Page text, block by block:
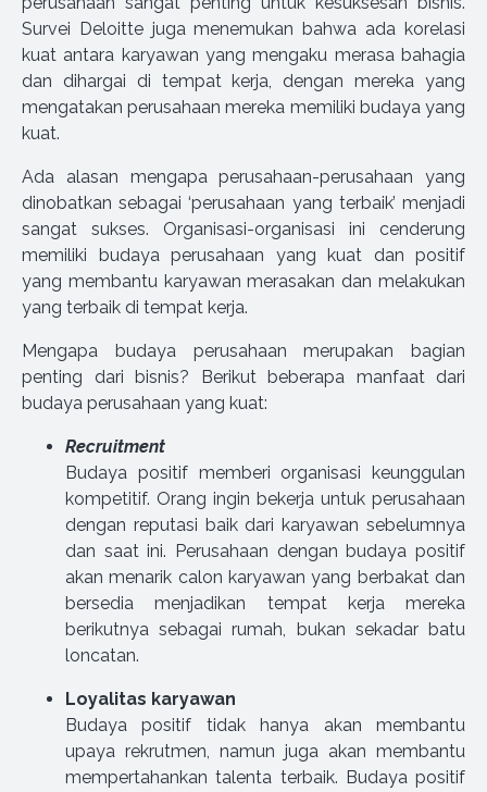
Survei Deloitte juga menemukan bahwa ada korelasi
kuat antara karyawan yang mengaku merasa bahagia
dan dihargai di tempat kerja, dengan mereka yang
mengatakan perusahaan mereka memiliki budaya yang
kuat.
Ada alasan mengapa perusahaan-perusahaan yang
dinobatkan sebagai ‘perusahaan yang terbaik’ menjadi
sangat sukses. Organisasi-organisasi ini cenderung
memiliki budaya perusahaan yang kuat dan positif
yang membantu karyawan merasakan dan melakukan
yang terbaik di tempat kerja.
Mengapa budaya perusahaan merupakan bagian
penting dari bisnis? Berikut beberapa manfaat dari
budaya perusahaan yang kuat:
Recruitment
Budaya positif memberi organisasi keunggulan
kompetitif. Orang ingin bekerja untuk perusahaan
dengan reputasi baik dari karyawan sebelumnya
dan saat ini. Perusahaan dengan budaya positif
akan menarik calon karyawan yang berbakat dan
bersedia menjadikan tempat kerja mereka
berikutnya sebagai rumah, bukan sekadar batu
loncatan.
Loyalitas karyawan
Budaya positif tidak hanya akan membantu
upaya rekrutmen, namun juga akan membantu
mempertahankan talenta terbaik. Budaya positif